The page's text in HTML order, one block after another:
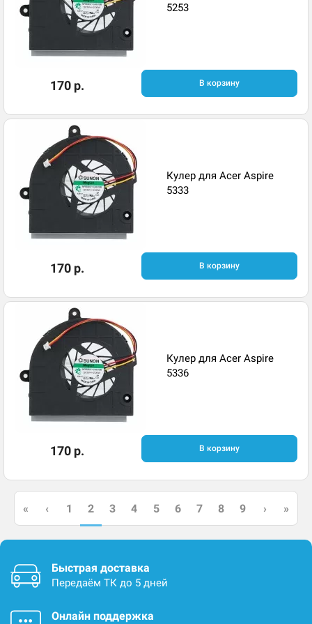
5253
170 р. В корзину
Кулер для Acer Aspire
5333
170 р. В корзину
Кулер для Acer Aspire
5336
170 р. В корзину
« ‹ 1 2 3 4 5 6 7 8 9 › »
Быстрая доставка
Передаём ТК до 5 дней
Онлайн поддержка